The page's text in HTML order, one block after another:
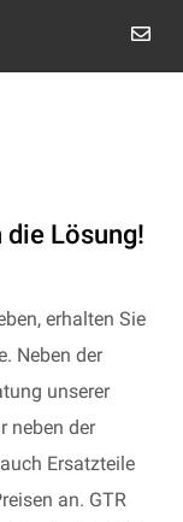
die Lösung!
erhalten Sie
Neben der
unserer
neben der
Ersatzteile
an. GTR